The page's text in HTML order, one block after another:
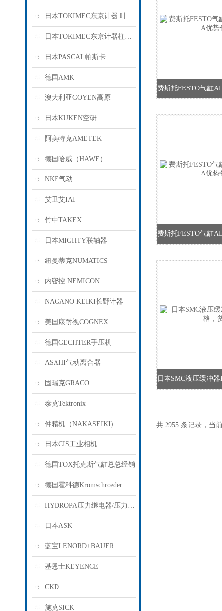
日本TOKIMEC东京计器 叶片泵
日本TOKIMEC东京计器柱塞泵
日本PASCAL帕斯卡
德国AMK
澳大利亚GOYEN高原
日本KUKEN空研
阿美特克AMETEK
德国哈威（HAWE）
NKE气动
艾卫艾IAI
竹中TAKEX
日本MIGHTY联轴器
纽曼蒂克NUMATICS
内密控 NEMICON
NAGANO KEIKI长野计器
美国康耐视COGNEX
德国GECHTER手压机
ASAHI气动离合器
固瑞克GRACO
泰克Tektronix
仲精机（NAKASEIKI）
日本CIS工业相机
德国TOX托克斯气缸总总经销
德国霍科德Kromschroeder
HYDROPA压力继电器/压力开关
日本ASK
蓝宝LENORD+BAUER
基恩士KEYENCE
CKD
施克SICK
共 2955 条记录，当